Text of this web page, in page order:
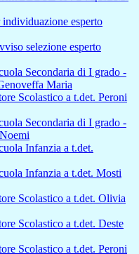
esperto
selezione esperto
Secondaria di I grado -
Maria
Scolastico a t.det. Peroni
Secondaria di I grado -
Infanzia a t.det.
Infanzia a t.det. Mosti
Scolastico a t.det. Olivia
Scolastico a t.det. Deste
Scolastico a t.det. Peroni